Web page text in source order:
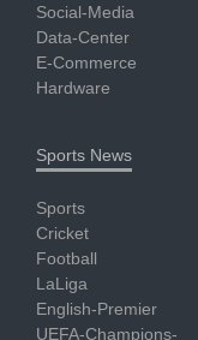
Social-Media
Data-Center
E-Commerce
Hardware
Sports News
Sports
Cricket
Football
LaLiga
English-Premier
UEFA-Champions-